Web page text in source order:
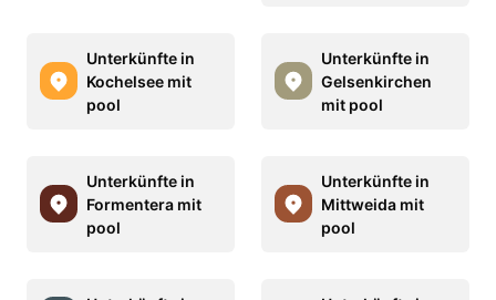
Unterkünfte in
Kochelsee mit
pool
Unterkünfte in
Gelsenkirchen
mit pool
Unterkünfte in
Formentera mit
pool
Unterkünfte in
Mittweida mit
pool